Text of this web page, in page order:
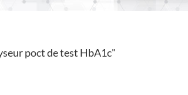
poct de test HbA1c"